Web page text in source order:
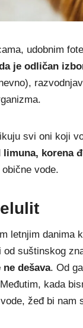
udobnim
je odličan
svi oni koji
limuna, korena
vode.
letnjim danima
od suštinskog
dešava. Od
kada
žeđ bi nam